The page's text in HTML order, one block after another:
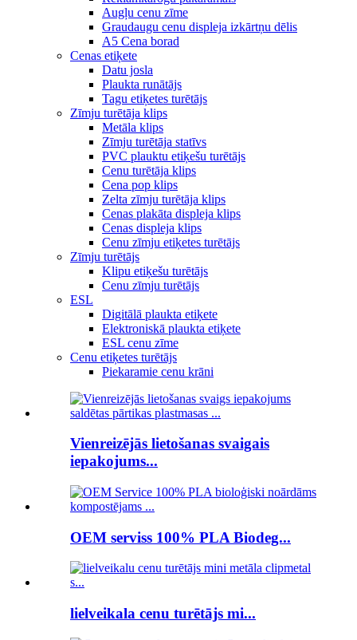
Augļu cenu zīme
Graudaugu cenu displeja izkārtņu dēlis
A5 Cena borad
Cenas etiķete
Datu josla
Plaukta runātājs
Tagu etiķetes turētājs
Zīmju turētāja klips
Metāla klips
Zīmju turētāja statīvs
PVC plauktu etiķešu turētājs
Cenu turētāja klips
Cena pop klips
Zelta zīmju turētāja klips
Cenas plakāta displeja klips
Cenas displeja klips
Cenu zīmju etiķetes turētājs
Zīmju turētājs
Klipu etiķešu turētājs
Cenu zīmju turētājs
ESL
Digitālā plaukta etiķete
Elektroniskā plaukta etiķete
ESL cenu zīme
Cenu etiķetes turētājs
Piekaramie cenu krāni
Vienreizējās lietošanas svaigais
iepakojums...
OEM serviss 100% PLA Biodeg...
lielveikala cenu turētājs mi...